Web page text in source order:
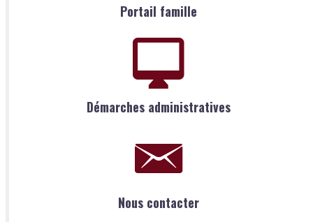
Portail famille
Démarches administratives
Nous contacter